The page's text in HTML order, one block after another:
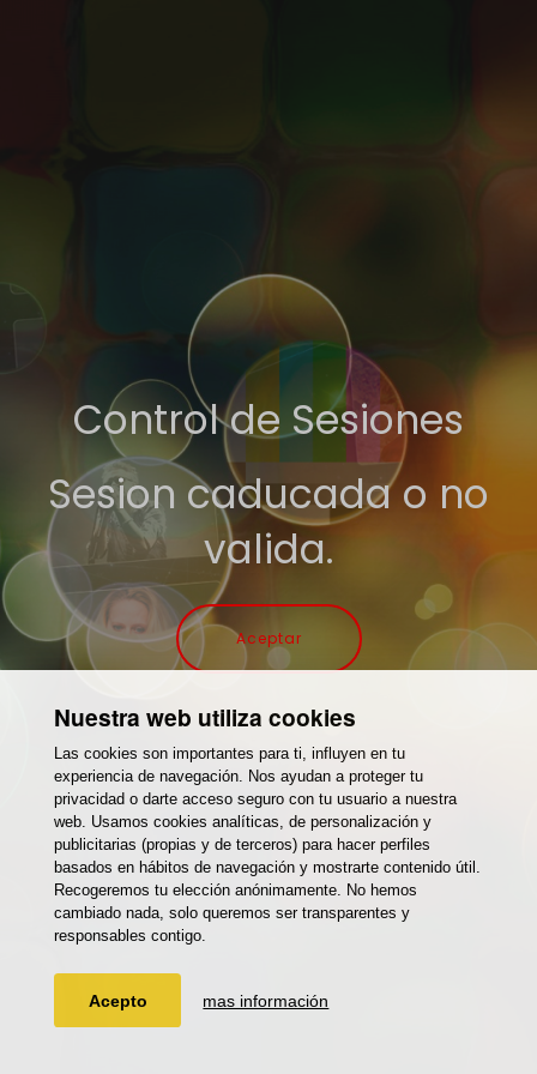
Nuestra web utiliza cookies
Las cookies son importantes para ti, influyen en tu
experiencia de navegación. Nos ayudan a proteger tu
privacidad o darte acceso seguro con tu usuario a nuestra
web. Usamos cookies analíticas, de personalización y
publicitarias (propias y de terceros) para hacer perfiles
basados en hábitos de navegación y mostrarte contenido útil.
Recogeremos tu elección anónimamente. No hemos
cambiado nada, solo queremos ser transparentes y
responsables contigo.
Acepto mas información
Control de Sesiones
Sesion caducada o no
valida.
Aceptar